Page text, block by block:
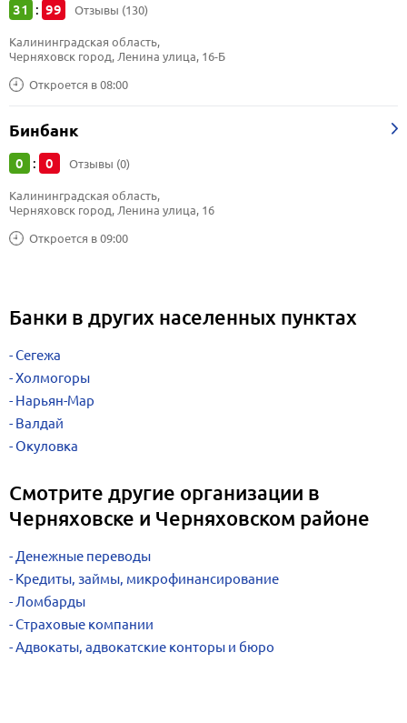
31 : 99 Отзывы (130)
Откроется в 08:00
Калининградская область,
Черняховск город, Ленина улица, 16-Б
Бинбанк
0 : 0 Отзывы (0)
Откроется в 09:00
Калининградская область,
Черняховск город, Ленина улица, 16
Банки в других населенных пунктах
Сегежа
Холмогоры
Нарьян-Мар
Валдай
Окуловка
Смотрите другие организации в
Черняховске и Черняховском районе
Денежные переводы
Кредиты, займы, микрофинансирование
Ломбарды
Страховые компании
Адвокаты, адвокатские конторы и бюро